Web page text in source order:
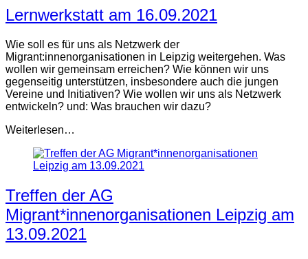
Lernwerkstatt am 16.09.2021
Wie soll es für uns als Netzwerk der
Migrant:innenorganisationen in Leipzig weitergehen. Was
wollen wir gemeinsam erreichen? Wie können wir uns
gegenseitig unterstützen, insbesondere auch die jungen
Vereine und Initiativen? Wie wollen wir uns als Netzwerk
entwickeln? und: Was brauchen wir dazu?
Weiterlesen…
Treffen der AG
Migrant*innenorganisationen Leipzig am
13.09.2021